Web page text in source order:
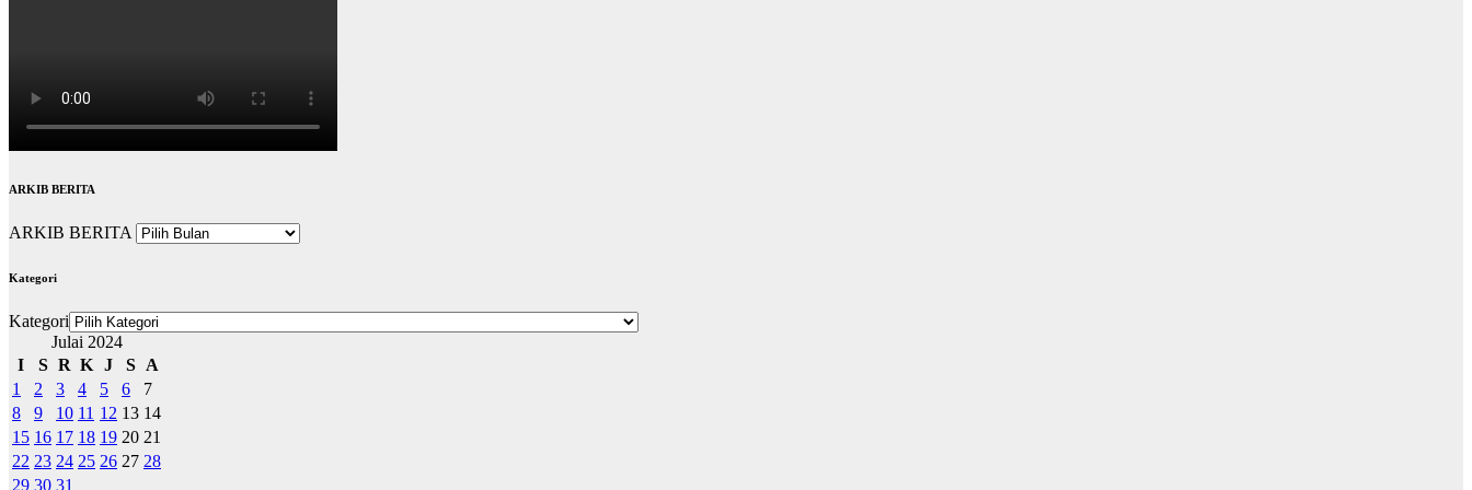
ARKIB BERITA
ARKIB BERITA
Kategori
Kategori
Julai 2024
I
S R K J S
A
1
2 3 4 5 6
7
8
9 10 11 12 13 14
15 16 17 18 19 20 21
22 23 24 25 26 27 28
29 30 31